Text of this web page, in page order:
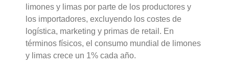
limones y limas por parte de los productores y
los importadores, excluyendo los costes de
logística, marketing y primas de retail. En
términos físicos, el consumo mundial de limones
y limas crece un 1% cada año.